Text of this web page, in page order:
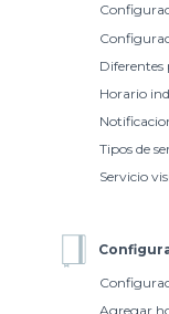
Diferentes
Horario
Tipos de
Servicio
Agregar